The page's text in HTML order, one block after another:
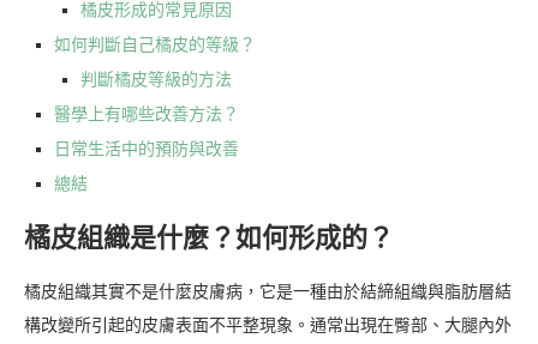
橘皮形成的常見原因
如何判斷自己橘皮的等級？
判斷橘皮等級的方法
醫學上有哪些改善方法？
日常生活中的預防與改善
總結
橘皮組織是什麼？如何形成的？
橘皮組織其實不是什麼皮膚病，它是一種由於結締組織與脂肪層結
構改變所引起的皮膚表面不平整現象。通常出現在臀部、大腿內外